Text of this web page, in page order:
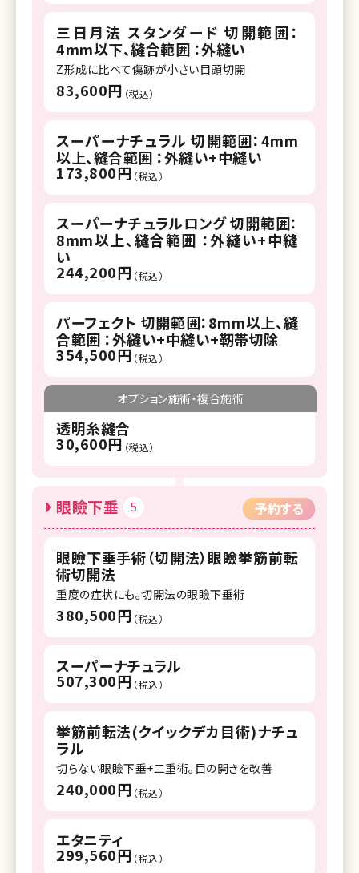
三日月法 スタンダード 切開範囲：
4mm以下、縫合範囲 ：外縫い
Z形成に比べて傷跡が小さい目頭切開
83,600円 （税込）
スーパーナチュラル 切開範囲：4mm
以上、縫合範囲 ：外縫い+中縫い
173,800円 （税込）
スーパーナチュラルロング 切開範囲：
8mm以上、縫合範囲 ：外縫い+中縫
い
244,200円 （税込）
パーフェクト 切開範囲：8mm以上、縫
合範囲 ：外縫い+中縫い+靭帯切除
354,500円 （税込）
オプション施術・複合施術
透明糸縫合
30,600円 （税込）
眼瞼下垂 5 予約する
眼瞼下垂手術（切開法）眼瞼挙筋前転
術切開法
重度の症状にも。切開法の眼瞼下垂術
380,500円 （税込）
スーパーナチュラル
507,300円 （税込）
挙筋前転法(クイックデカ目術)ナチュ
ラル
切らない眼瞼下垂+二重術。目の開きを改善
240,000円 （税込）
エタニティ
299,560円 （税込）